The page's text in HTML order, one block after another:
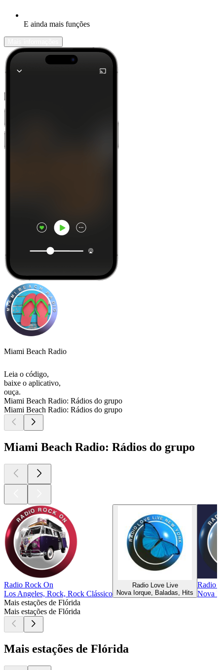
E ainda mais funções
Miami Beach Radio
Leia o código,
baixe o aplicativo,
ouça.
Miami Beach Radio: Rádios do grupo
Miami Beach Radio: Rádios do grupo
Miami Beach Radio: Rádios do grupo
Radio Rock On
Los Angeles, Rock, Rock Clássico
Radio Love Live
Nova Iorque, Baladas, Hits
Radio
Nova
Mais estações de Flórida
Mais estações de Flórida
Mais estações de Flórida